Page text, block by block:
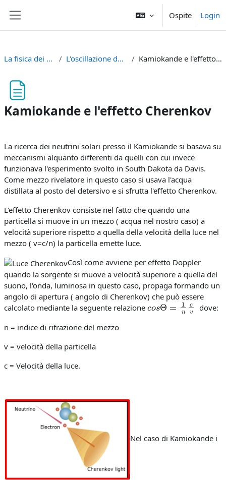
Ospite Login
La fisica dei neutrini L'oscillazione dei neutrini Kamiokande e l'effetto Cherenkov
Kamiokande e l'effetto Cherenkov
La ricerca dei neutrini solari presso il Kamiokande si basava su
meccanismi alquanto differenti da quelli con cui invece
funzionava l'esperimento svolto in South Dakota da Davis.
Come mezzo rivelatore in questo caso si usava l'acqua
distillata al posto del detersivo e si sfrutta l'effetto Cherenkov.
L'effetto Cherenkov consiste nel fatto che quando una
particella si muove in un mezzo ( acqua nel nostro caso) a
velocità superiore rispetto a quella della velocità della luce nel
mezzo ( v=c/n) la particella emette luce.
Così come avviene per effetto Doppler
quando la sorgente si muove a velocità superiore a quella del
suono, l'onda, luminosa in questo caso, propaga formando un
angolo di apertura ( angolo di Cherenkov) che può essere
calcolato mediante la seguente relazione c osΘ=1ncv dove:
n = indice di rifrazione del mezzo
v = velocità della particella
c = Velocità della luce.
Nel caso di Kamiokande i